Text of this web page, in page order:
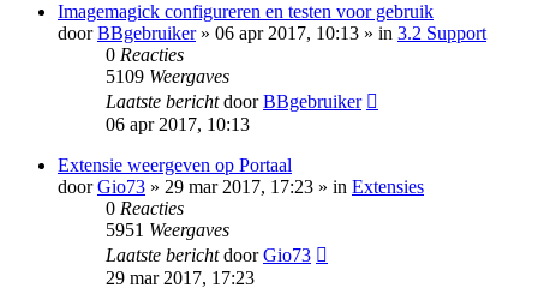
Imagemagick configureren en testen voor gebruik
doorBBgebruiker» 06 apr 2017, 10:13 » in 3.2 Support
0 Reacties
5109 Weergaves
Laatste berichtdoorBBgebruiker
06 apr 2017, 10:13
Extensie weergeven op Portaal
doorGio73 » 29 mar 2017, 17:23 » in Extensies
0 Reacties
5951 Weergaves
Laatste berichtdoorGio73
29 mar 2017, 17:23